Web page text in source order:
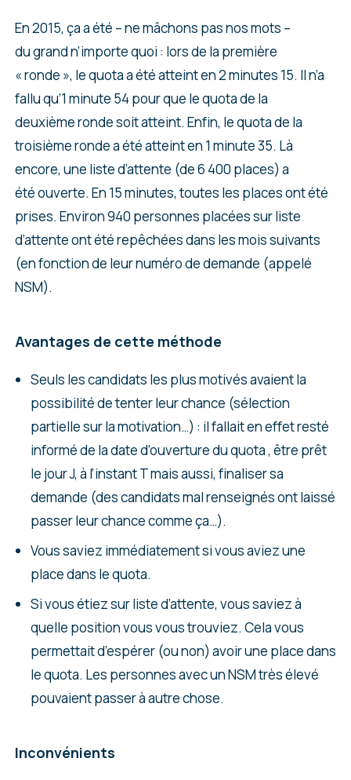
En 2015, ça a été – ne mâchons pas nos mots –
du grand n’importe quoi : lors de la première
« ronde », le quota a été atteint en 2 minutes 15. Il n’a
fallu qu’1 minute 54 pour que le quota de la
deuxième ronde soit atteint. Enfin, le quota de la
troisième ronde a été atteint en 1 minute 35. Là
encore, une liste d’attente (de 6 400 places) a
été ouverte. En 15 minutes, toutes les places ont été
prises. Environ 940 personnes placées sur liste
d’attente ont été repêchées dans les mois suivants
(en fonction de leur numéro de demande (appelé
NSM).
Avantages de cette méthode
Seuls les candidats les plus motivés avaient la
possibilité de tenter leur chance (sélection
partielle sur la motivation…) : il fallait en effet resté
informé de la date d’ouverture du quota , être prêt
le jour J, à l’instant T mais aussi, finaliser sa
demande (des candidats mal renseignés ont laissé
passer leur chance comme ça…).
Vous saviez immédiatement si vous aviez une
place dans le quota.
Si vous étiez sur liste d’attente, vous saviez à
quelle position vous vous trouviez. Cela vous
permettait d’espérer (ou non) avoir une place dans
le quota. Les personnes avec un NSM très élevé
pouvaient passer à autre chose.
Inconvénients